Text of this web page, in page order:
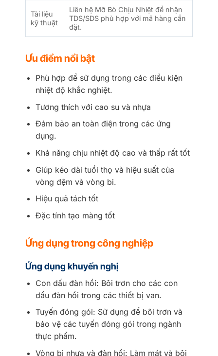
Tài liệu
kỹ thuật
Liên hệ Mỡ Bò Chịu Nhiệt để nhận
TDS/SDS phù hợp với mã hàng cần
đặt.
Ưu điểm nổi bật
Phù hợp để sử dụng trong các điều kiện
nhiệt độ khắc nghiệt.
Tương thích với cao su và nhựa
Đảm bảo an toàn điện trong các ứng
dụng.
Khả năng chịu nhiệt độ cao và thấp rất tốt
Giúp kéo dài tuổi thọ và hiệu suất của
vòng đệm và vòng bi.
Hiệu quả tách tốt
Đặc tính tạo màng tốt
Ứng dụng trong công nghiệp
Ứng dụng khuyến nghị
Con dấu đàn hồi: Bôi trơn cho các con
dấu đàn hồi trong các thiết bị van.
Tuyến đóng gói: Sử dụng để bôi trơn và
bảo vệ các tuyến đóng gói trong ngành
thực phẩm.
Vòng bi nhựa và đàn hồi: Làm mát và bôi